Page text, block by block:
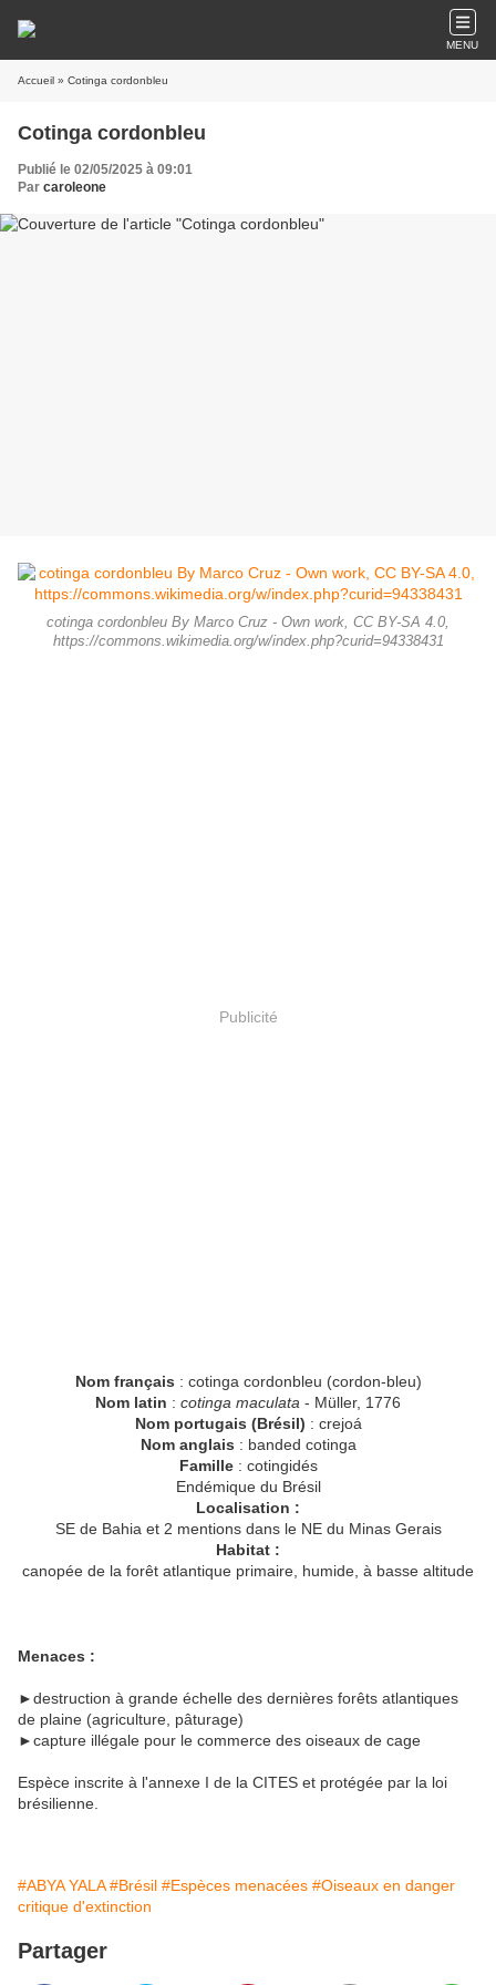
MENU
Accueil » Cotinga cordonbleu
Cotinga cordonbleu
Publié le 02/05/2025 à 09:01
Par caroleone
cotinga cordonbleu By Marco Cruz - Own work, CC BY-SA 4.0,
https://commons.wikimedia.org/w/index.php?curid=94338431
Publicité
Nom français : cotinga cordonbleu (cordon-bleu)
Nom latin : cotinga maculata - Müller, 1776
Nom portugais (Brésil) : crejoá
Nom anglais : banded cotinga
Famille: cotingidés
Endémique du Brésil
Localisation :
SE de Bahia et 2 mentions dans le NE du Minas Gerais
Habitat :
canopée de la forêt atlantique primaire, humide, à basse altitude
Menaces :
►destruction à grande échelle des dernières forêts atlantiques
de plaine (agriculture, pâturage)
►capture illégale pour le commerce des oiseaux de cage
Espèce inscrite à l'annexe I de la CITES et protégée par la loi
brésilienne.
#ABYA YALA #Brésil #Espèces menacées #Oiseaux en danger
critique d'extinction
Partager